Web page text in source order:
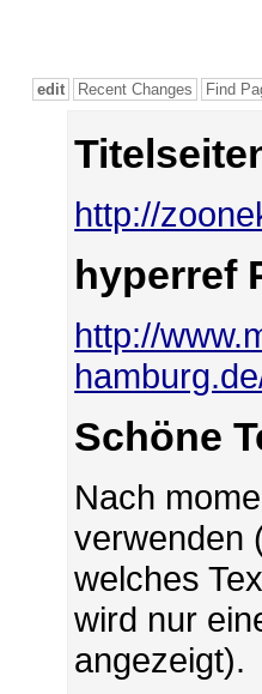
edit Recent Changes Find
http://
hyperref
http://
Schöne
Nach
verwenden
welches
wird nur
angezeigt).